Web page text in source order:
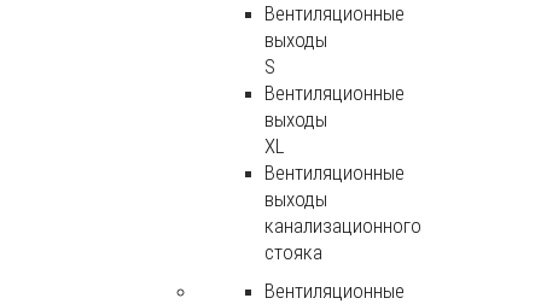
Вентиляционные
выходы
S
Вентиляционные
выходы
XL
Вентиляционные
выходы
канализационного
стояка
Вентиляционные